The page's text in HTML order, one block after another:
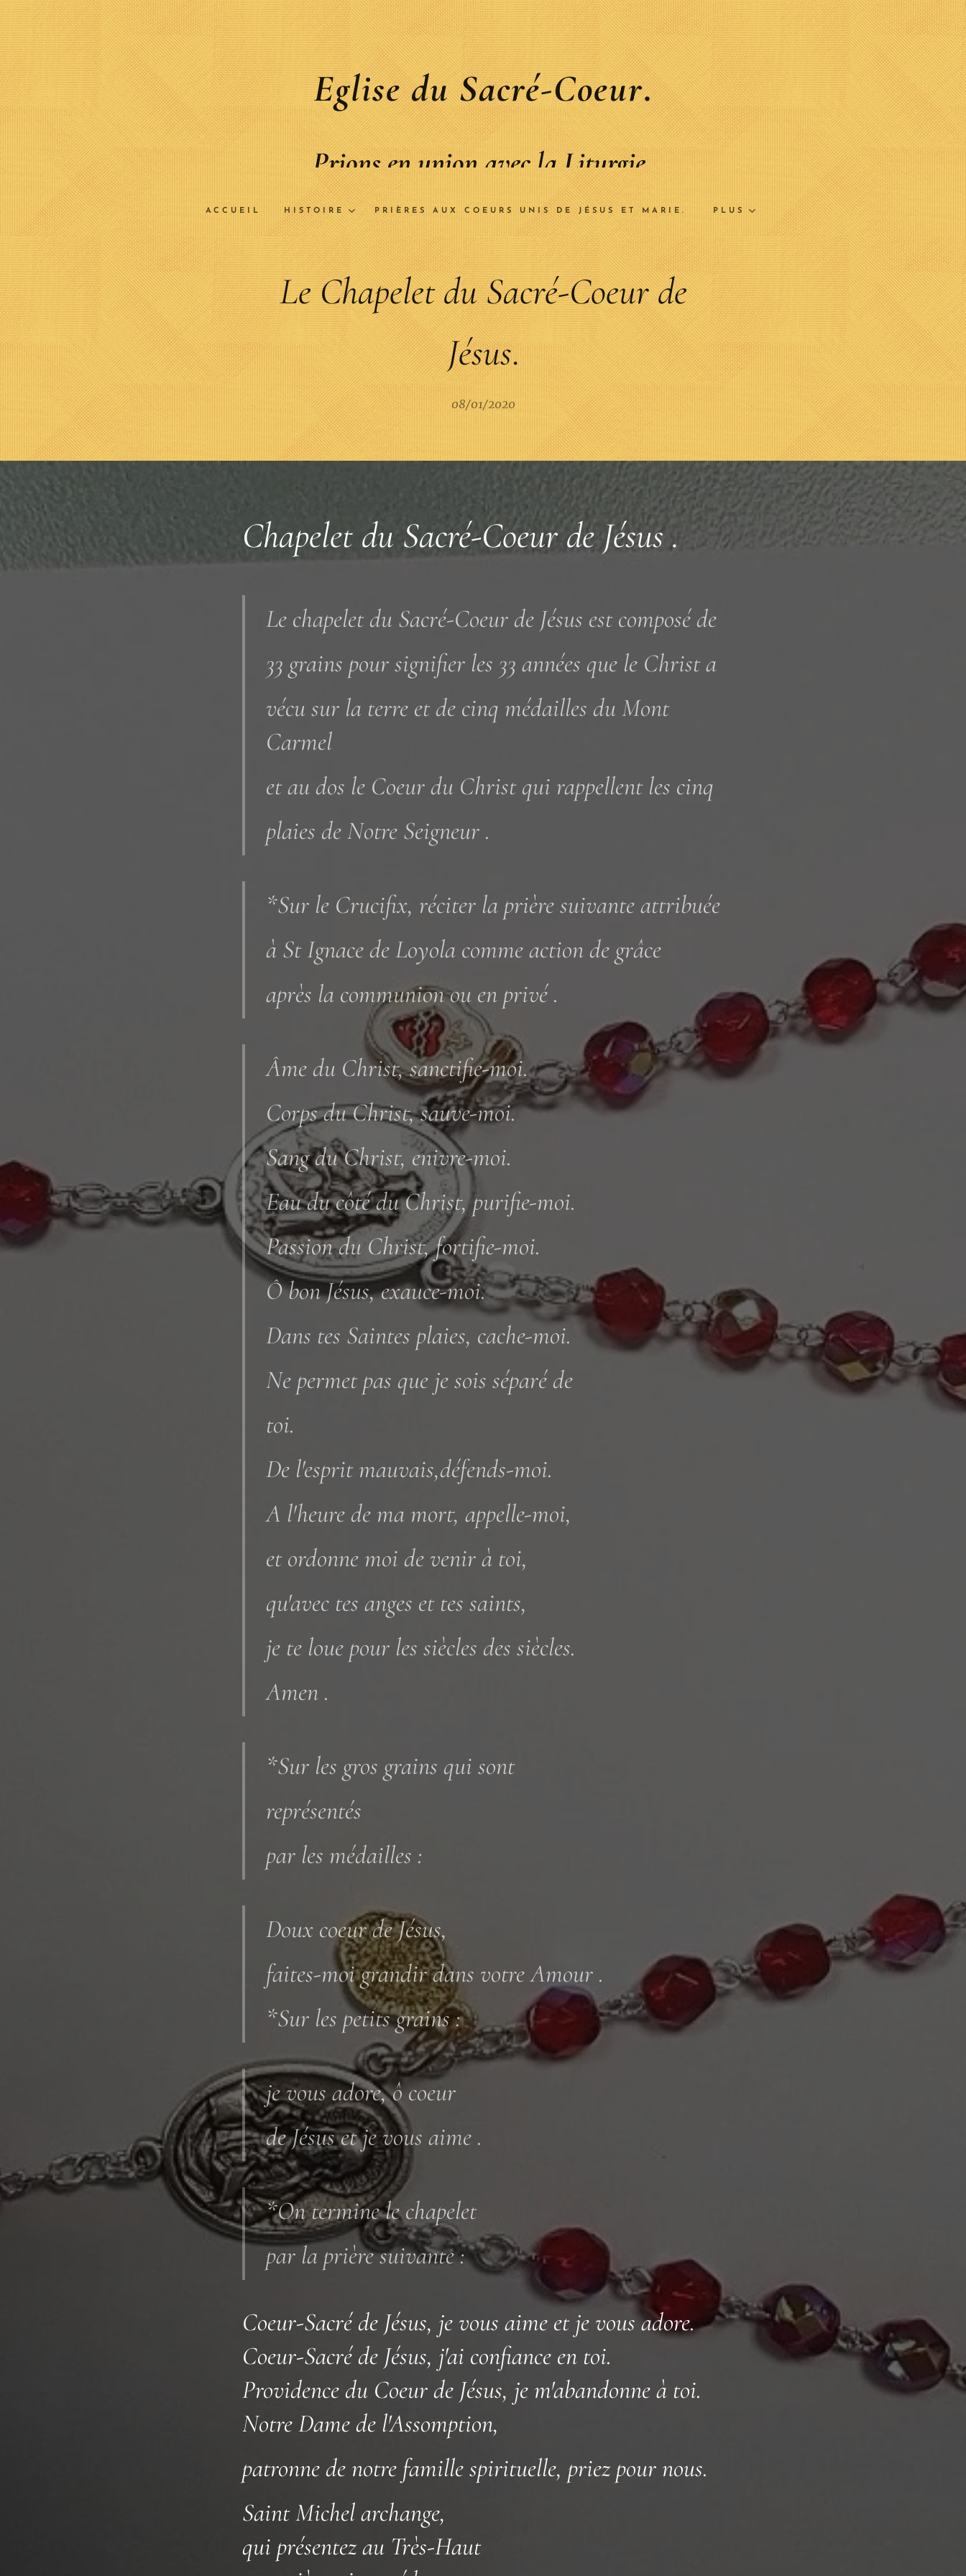
Eglise du Sacré-Coeur.
Prions en union avec la Liturgie
ACCUEIL HISTOIRE PRIÈRES AUX COEURS UNIS DE JÉSUS ET MARIE. PLUS
Le Chapelet du Sacré-Coeur de
Jésus.
08/01/2020
Chapelet du Sacré-Coeur deJésus .
Le chapelet du Sacré-Coeur de Jésus est composé de
33 grains pour signifier les 33 années que le Christ a
vécu sur la terre et de cinq médailles du Mont
Carmel
et au dos le Coeur du Christ qui rappellent les cinq
plaies de Notre Seigneur .
*Sur le Crucifix, réciter la prière suivante attribuée
à St Ignace de Loyola comme action de grâce
après la communion ou en privé .
Âme du Christ, sanctifie-moi.
Corps du Christ, sauve-moi.
Sang du Christ, enivre-moi.
Eau du côté du Christ, purifie-moi.
Passion du Christ, fortifie-moi.
Ô bon Jésus, exauce-moi.
Dans tes Saintes plaies, cache-moi.
Ne permet pas que je sois séparé de
toi.
De l'esprit mauvais,défends-moi.
A l'heure de ma mort, appelle-moi,
et ordonne moi de venir à toi,
qu'avec tes anges et tes saints,
je te loue pour les siècles des siècles.
Amen .
*Sur les gros grains qui sont
représentés
par les médailles :
Doux coeur de Jésus,
faites-moi grandir dans votre Amour .
*Sur les petits grains :
je vous adore, ô coeur
de Jésus et je vous aime .
*On termine le chapelet
par la prière suivante :
Coeur-Sacré de Jésus, je vous aime et je vous adore.
Coeur-Sacré de Jésus, j'ai confiance en toi.
Providence du Coeur de Jésus, je m'abandonne à toi.
Notre Dame de l'Assomption,
patronne de notre famille spirituelle, priez pour nous.
Saint Michel archange,
qui présentez au Très-Haut